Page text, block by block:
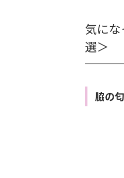
気に
選＞
脇の